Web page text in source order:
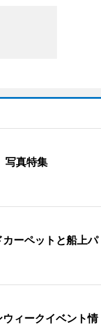
写真特集
ーペットと船上パ
ィークイベント情